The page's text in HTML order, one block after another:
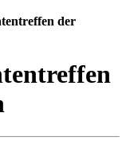
der